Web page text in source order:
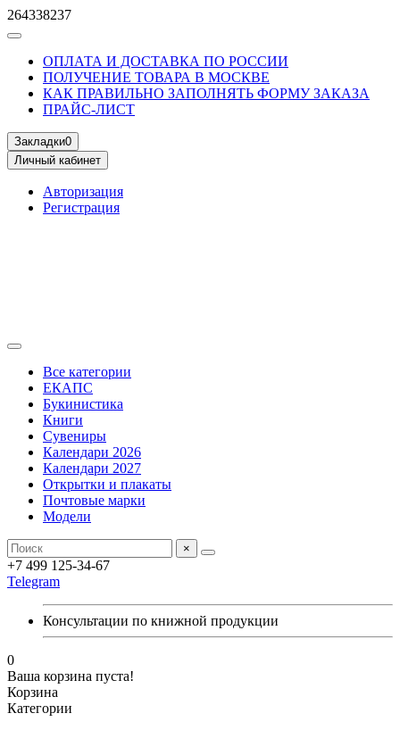
264338237
ОПЛАТА И ДОСТАВКА ПО РОССИИ
ПОЛУЧЕНИЕ ТОВАРА В МОСКВЕ
КАК ПРАВИЛЬНО ЗАПОЛНЯТЬ ФОРМУ ЗАКАЗА
ПРАЙС-ЛИСТ
Закладки0
Личный кабинет
Авторизация
Регистрация
Все категории
ЕКАПС
Букинистика
Книги
Сувениры
Календари 2026
Календари 2027
Открытки и плакаты
Почтовые марки
Модели
×
+7 499 125-34-67
Telegram
Консультации по книжной продукции
0
Ваша корзина пуста!
Корзина
Категории